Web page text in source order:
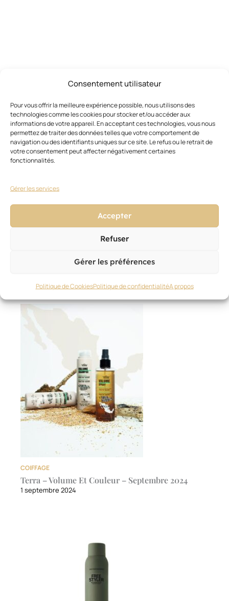
Consentement utilisateur
Pour vous offrir la meilleure expérience possible, nous utilisons des
technologies comme les cookies pour stocker et/ou accéder aux
informations de votre appareil. En acceptant ces technologies, vous nous
permettez de traiter des données telles que votre comportement de
navigation ou des identifiants uniques sur ce site. Le refus ou le retrait de
votre consentement peut affecter négativement certaines
fonctionnalités.
Gérer les services
Accepter
Refuser
Gérer les préférences
Politique de CookiesPolitique de confidentialitéA propos
Ces articles pourraient vous
MARQUES ET FOURNISSEURS,COIFFAGE
COIFFAGE
Terra – Volume Et Couleur – Septembre 2024
1 septembre 2024